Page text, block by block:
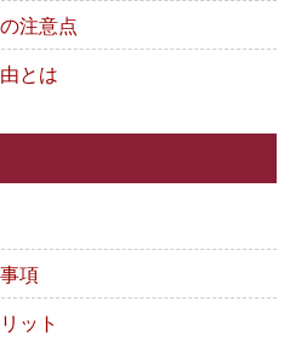
注意点
とは
項
ット